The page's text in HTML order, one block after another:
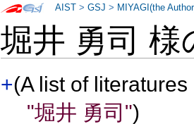
堀井 勇司
+(A list of
"堀井 勇司")
AIST >GSJ > MIYAGI(the